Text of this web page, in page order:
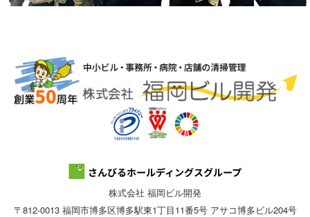
株式会社 福岡ビル開発
〒812-0013 福岡市博多区博多駅東1丁目11番5号 アサコ博多ビル204号